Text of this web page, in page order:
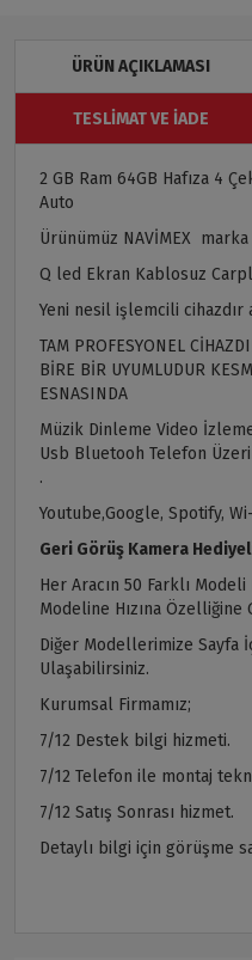
ÜRÜN AÇIKLAMASI
TESLIMAT VE İADE
2 GB Ram 64GB Hafıza 4
Auto
Ürünümüz NAVİMEX
Q led Ekran Kablosuz
Yeni nesil işlemcili cihazdır
TAM PROFESYONEL
BİRE BİR UYUMLUDUR
ESNASINDA
Müzik Dinleme Video
Usb Bluetooh Telefon
.
Youtube,Google, Spotify,
Geri Görüş Kamera
Her Aracın 50 Farklı
Modeline Hızına Özelliğine
Diğer Modellerimize Sayfa
Ulaşabilirsiniz.
Kurumsal Firmamız;
7/12 Destek bilgi hizmeti.
7/12 Telefon ile montaj
7/12 Satış Sonrası hizmet.
Detaylı bilgi için görüşme